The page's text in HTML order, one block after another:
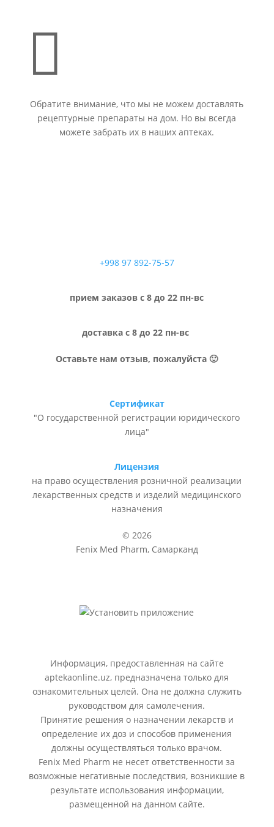

Обратите внимание, что мы не можем доставлять
рецептурные препараты на дом. Но вы всегда
можете забрать их в наших аптеках.
+998 97 892-75-57
прием заказов с 8 до 22 пн-вс
доставка с 8 до 22 пн-вс
Оставьте нам отзыв, пожалуйста 🙂
Сертификат
"О государственной регистрации юридического
лица"
Лицензия
на право осуществления розничной реализации
лекарственных средств и изделий медицинского
назначения
© 2026
Fenix Med Pharm, Самарканд
Информация, предоставленная на сайте
aptekaonline.uz, предназначена только для
ознакомительных целей. Она не должна служить
руководством для самолечения.
Принятие решения о назначении лекарств и
определение их доз и способов применения
должны осуществляться только врачом.
Fenix Med Pharm не несет ответственности за
возможные негативные последствия, возникшие в
результате использования информации,
размещенной на данном сайте.